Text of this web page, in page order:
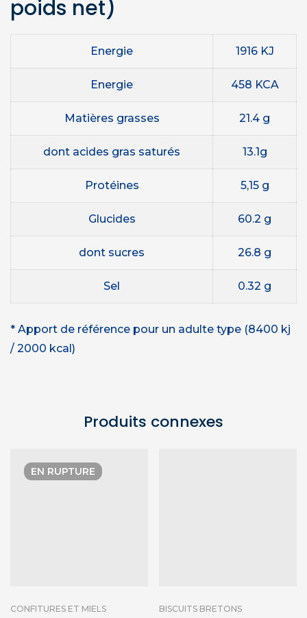
poids net)
Energie 1916 KJ
Energie 458 KCA
Matières grasses 21.4 g
dont acides gras saturés 13.1g
Protéines 5,15 g
Glucides 60.2 g
dont sucres 26.8 g
Sel 0.32 g
* Apport de référence pour un adulte type (8400 kj
/ 2000 kcal)
Produits connexes
EN RUPTURE
CONFITURES ET MIELS BISCUITS BRETONS